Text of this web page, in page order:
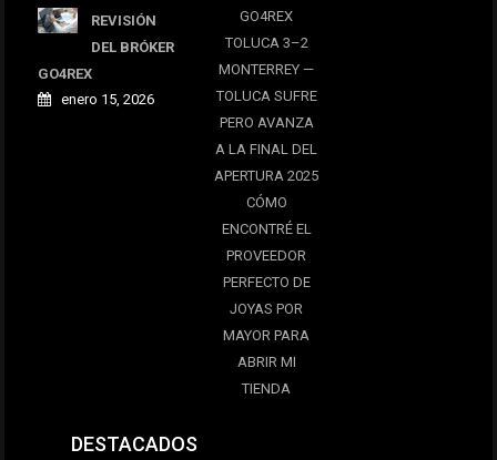
REVISIÓN
DEL BRÓKER
GO4REX
enero 15, 2026
GO4REX
TOLUCA 3–2
MONTERREY —
TOLUCA SUFRE
PERO AVANZA
A LA FINAL DEL
APERTURA 2025
CÓMO
ENCONTRÉ EL
PROVEEDOR
PERFECTO DE
JOYAS POR
MAYOR PARA
ABRIR MI
TIENDA
DESTACADOS